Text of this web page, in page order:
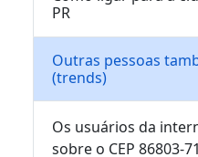
PR
Outras pessoas
(trends)
Os usuários da
sobre o CEP 86803-